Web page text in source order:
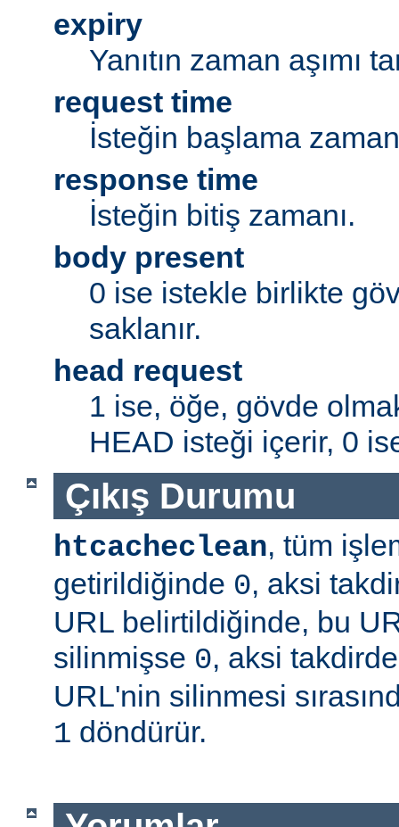
expiry
Yanıtın zaman aşımı
request time
İsteğin başlama
response time
İsteğin bitiş zamanı.
body present
0 ise istekle birlikte
saklanır.
head request
1 ise, öğe, gövde
HEAD isteği içerir, 0
Çıkış Durumu
htcacheclean, tüm
getirildiğinde 0, aksi
URL belirtildiğinde, bu
silinmişse 0, aksi
URL'nin silinmesi
1 döndürür.